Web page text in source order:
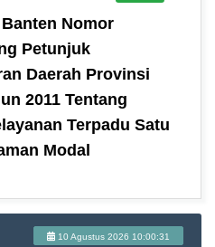
Nomor
Petunjuk
Daerah Provinsi
2011 Tentang
Terpadu Satu
Modal
10 Agustus 2026 10:00:31